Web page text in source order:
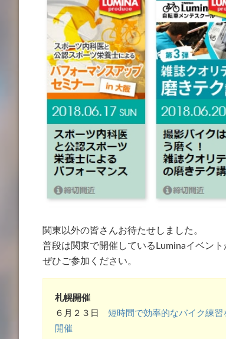
関東以外の皆さんお待たせしました。
普段は関東で開催しているLuminaイベン
ぜひご参加ください。
札幌開催
６月２３日 短時間で効率的なバイク練
開催